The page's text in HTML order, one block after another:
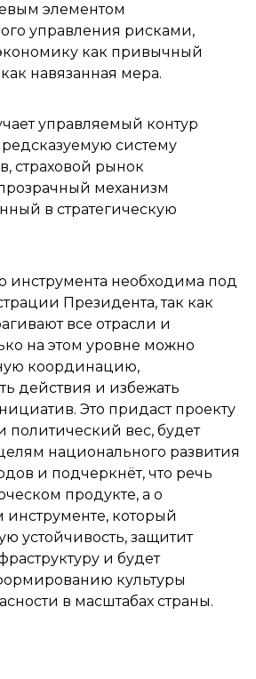
элементом
управления рисками,
как привычный
навязанная мера.
управляемый контур
систему
страховой рынок
механизм
в стратегическую
инструмента необходима под
Президента, так как
все отрасли и
на этом уровне можно
координацию,
действия и избежать
Это придаст проекту
политический вес, будет
национального развития
и подчеркнёт, что речь
продукте, а о
инструменте, который
устойчивость, защитит
и будет
культуры
в масштабах страны.